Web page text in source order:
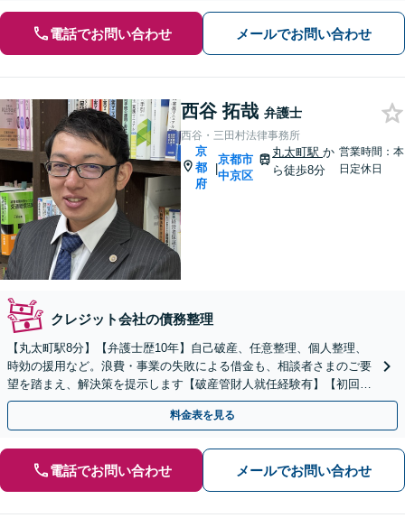
電話でお問い合わせ メールでお問い合わせ
西谷 拓哉 弁護士
西谷・三田村法律事務所
京
都
府
|
京都市
中京区
丸太町駅か
ら徒歩8分
営業時間：本
日定休日
クレジット会社の債務整理
【丸太町駅8分】【弁護士歴10年】自己破産、任意整理、個人整理、
時効の援用など。浪費・事業の失敗による借金も、相談者さまのご要
望を踏まえ、解決策を提示します【破産管財人就任経験有】【初回相
談30分無料】
料金表を見る
電話でお問い合わせ メールでお問い合わせ